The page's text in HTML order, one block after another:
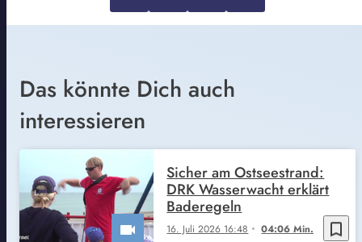
Das könnte Dich auch
interessieren
bookmark_border
16. Juli 2026 16:48 04:06 Min.
Sicher am Ostseestrand:
DRK Wasserwacht erklärt
Baderegeln